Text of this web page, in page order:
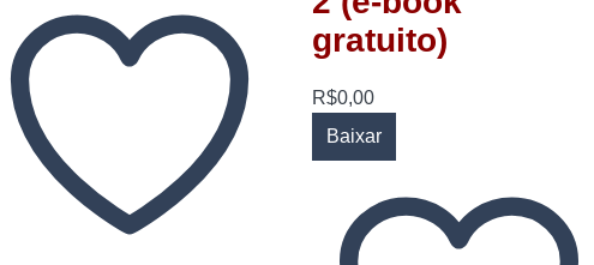
gratuito)
R$0,00
Baixar